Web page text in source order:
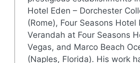
Hotel Eden – Dorchester
(Rome), Four Seasons Hotel
Verandah at Four Seasons
Vegas, and Marco Beach
(Naples, Florida). His work